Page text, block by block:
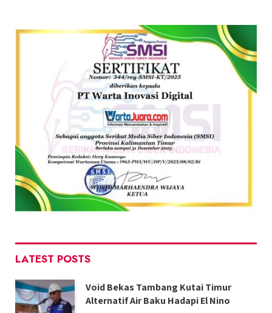
LATEST POSTS
Void Bekas Tambang Kutai Timur
Alternatif Air Baku Hadapi El Nino